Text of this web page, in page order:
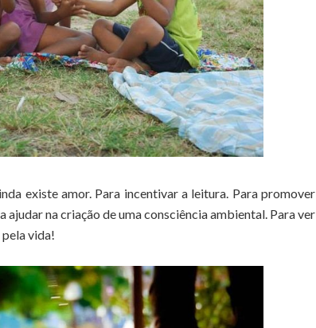
existe amor. Para incentivar a leitura. Para promover
na criação de uma consciência ambiental. Para ver
vida!